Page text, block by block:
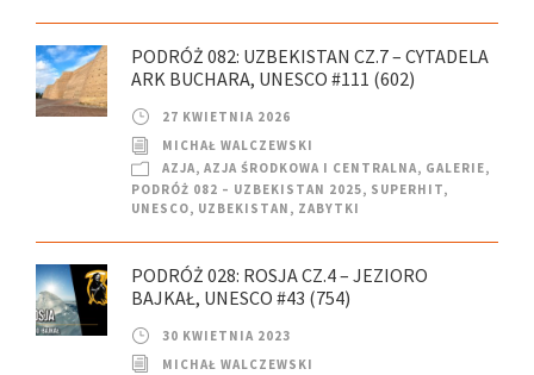
PODRÓŻ 082: UZBEKISTAN CZ.7 – CYTADELA
ARK BUCHARA, UNESCO #111 (602)
27 KWIETNIA 2026
MICHAŁ WALCZEWSKI
AZJA, AZJA ŚRODKOWA I CENTRALNA, GALERIE,
PODRÓŻ 082 – UZBEKISTAN 2025, SUPERHIT,
UNESCO, UZBEKISTAN , ZABYTKI
PODRÓŻ 028: ROSJA CZ.4 – JEZIORO
BAJKAŁ, UNESCO #43 (754)
30 KWIETNIA 2023
MICHAŁ WALCZEWSKI